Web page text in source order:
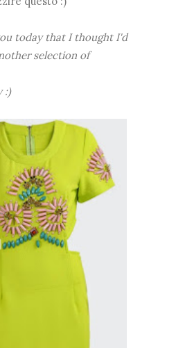
today that I thought I'd
selection of
:)